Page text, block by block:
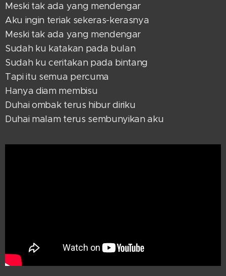
Meski tak ada yang mendengar
Aku ingin teriak sekeras-kerasnya
Meski tak ada yang mendengar
Sudah ku katakan pada bulan
Sudah ku ceritakan pada bintang
Tapi itu semua percuma
Hanya diam membisu
Duhai ombak terus hibur diriku
Duhai malam terus sembunyikan aku